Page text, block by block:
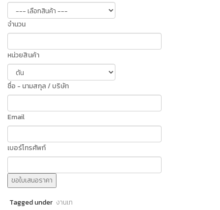
จำนวน
หน่วยสินค้า
ชื่อ - นามสกุล / บริษัท
Email
เบอร์โทรศัพท์
ขอใบเสนอราคา
Tagged under งานเท